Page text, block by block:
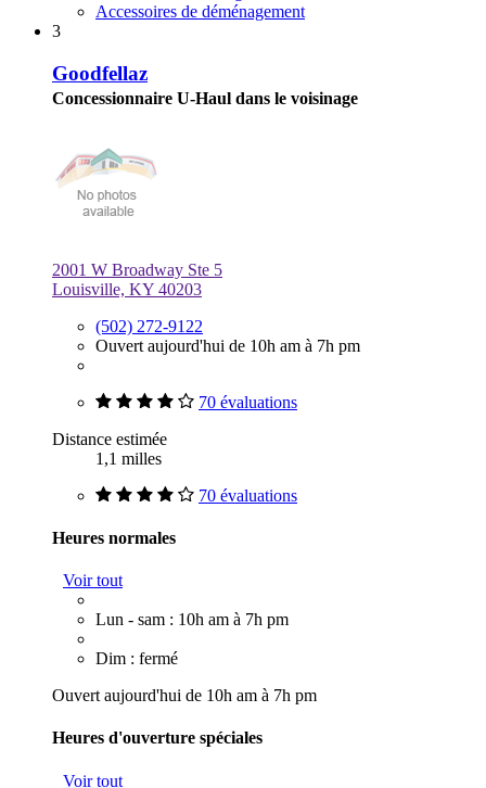
Accessoires de déménagement
3
Goodfellaz
Concessionnaire U-Haul dans le voisinage
2001 W Broadway Ste 5
Louisville, KY 40203
(502) 272-9122
Ouvert aujourd'hui de 10h am à 7h pm
70 évaluations
Distance estimée
1,1 milles
70 évaluations
Heures normales
Voir tout
Lun - sam : 10h am à 7h pm
Dim : fermé
Ouvert aujourd'hui de 10h am à 7h pm
Heures d'ouverture spéciales
Voir tout